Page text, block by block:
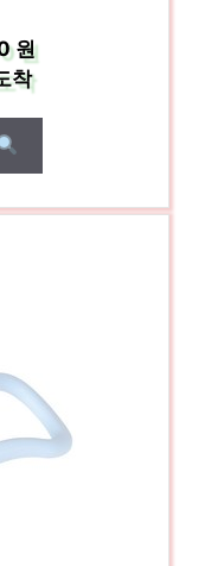
원
착